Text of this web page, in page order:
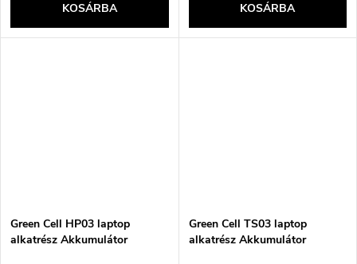
KOSÁRBA KOSÁRBA
Green Cell HP03 laptop
alkatrész Akkumulátor
Green Cell TS03 laptop
alkatrész Akkumulátor